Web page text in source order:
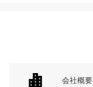
会社概要